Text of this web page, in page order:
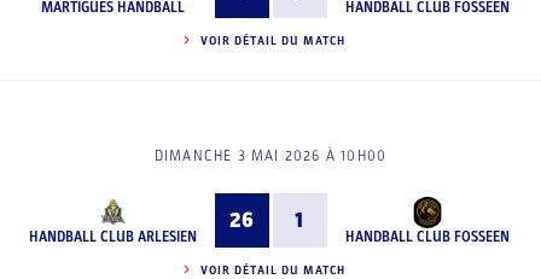
MARTIGUES HANDBALL HANDBALL CLUB FOSSEEN
VOIR DÉTAIL DU MATCH
DIMANCHE 3 MAI 2026 À 10H00
HANDBALL CLUB ARLESIEN
26 1
HANDBALL CLUB FOSSEEN
VOIR DÉTAIL DU MATCH